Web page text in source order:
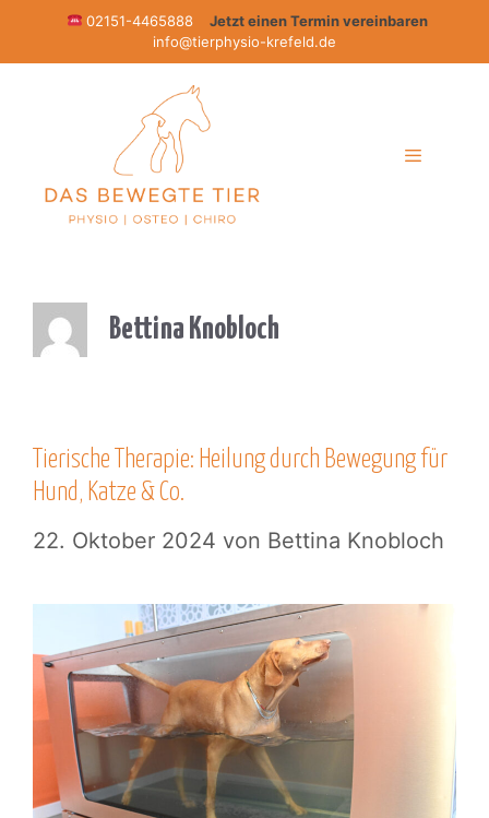
02151-4465888
Jetzt einen Termin vereinbaren
info@tierphysio-krefeld.de
Bettina Knobloch
Tierische Therapie: Heilung durch Bewegung für
Hund, Katze & Co.
22. Oktober 2024 von Bettina Knobloch